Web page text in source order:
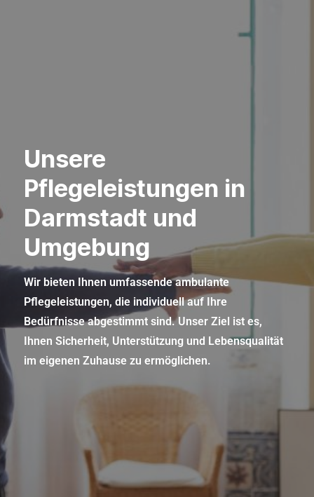
Unsere
Pflegeleistungen in
Darmstadt und
Umgebung
Wir bieten Ihnen umfassende ambulante
Pflegeleistungen, die individuell auf Ihre
Bedürfnisse abgestimmt sind. Unser Ziel ist es,
Ihnen Sicherheit, Unterstützung und Lebensqualität
im eigenen Zuhause zu ermöglichen.